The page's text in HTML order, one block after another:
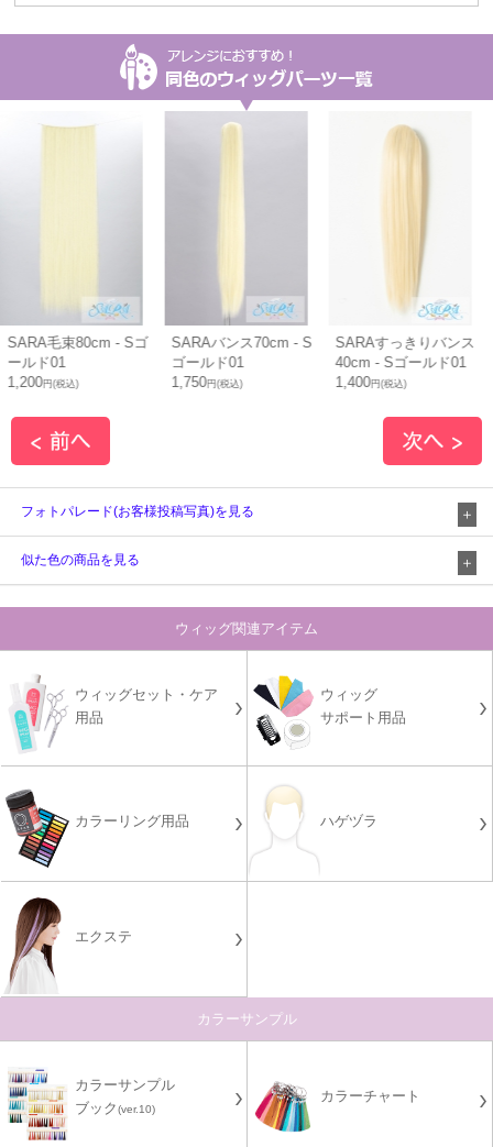
- Sゴ
SARAバンス70cm - S
1,750
SARAすっきりバンス
40cm - Sゴールド01
1,400
SARAすっきり
70cm - Sゴー
1,800
フォトパレード(お客様投稿写真)を見る
似た色の商品を見る
ウィッグ関連アイテム
ウィッグセット・ケア
用品
ウィッグ
サポート用品
カラーリング用品 ハゲヅラ
エクステ
カラーサンプル
カラーサンプル
ブック(ver.10)
カラーチャート